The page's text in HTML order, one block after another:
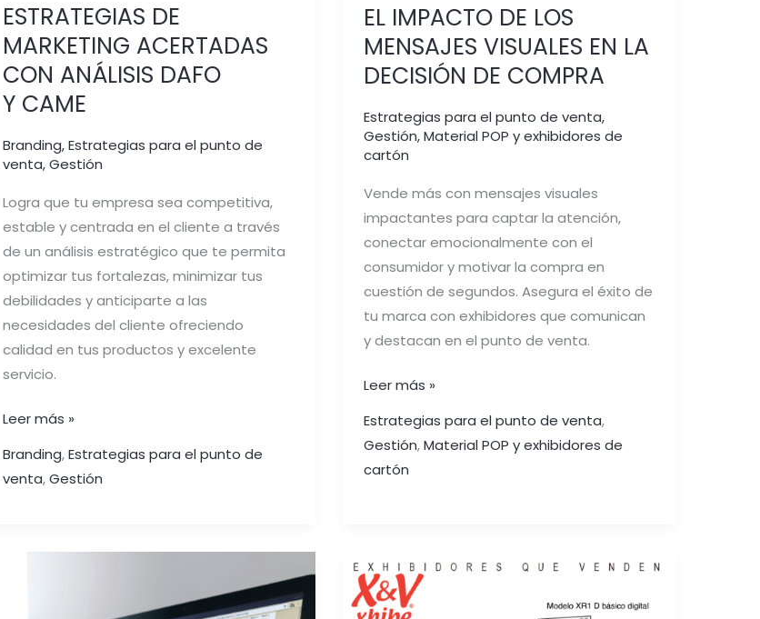
ESTRATEGIAS DE
MARKETING ACERTADAS
CON ANÁLISIS DAFO
Y CAME
Branding,Estrategias para el punto de
venta,Gestión
Logra que tu empresa sea competitiva,
estable y centrada en el cliente a través
de un análisis estratégico que te permita
optimizar tus fortalezas, minimizar tus
debilidades y anticiparte a las
necesidades del cliente ofreciendo
calidad en tus productos y excelente
servicio.
Leer más »
Branding,Estrategias para el punto de
venta,Gestión
EL IMPACTO DE LOS
MENSAJES VISUALES EN LA
DECISIÓN DE COMPRA
Estrategias para el punto de venta,
Gestión,Material POP y exhibidores de
cartón
Vende más con mensajes visuales
impactantes para captar la atención,
conectar emocionalmente con el
consumidor y motivar la compra en
cuestión de segundos. Asegura el éxito de
tu marca con exhibidores que comunican
y destacan en el punto de venta.
Leer más »
Estrategias para el punto de venta,
Gestión,Material POP y exhibidores de
cartón
MEJORA
LA